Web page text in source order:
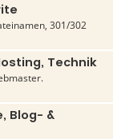
301/302
Technik
Blog- &